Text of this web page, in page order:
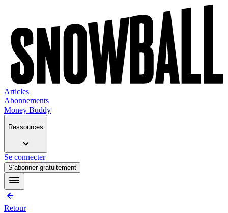
Articles
Abonnements
Money Buddy
Ressources
Se connecter
S’abonner gratuitement
Retour